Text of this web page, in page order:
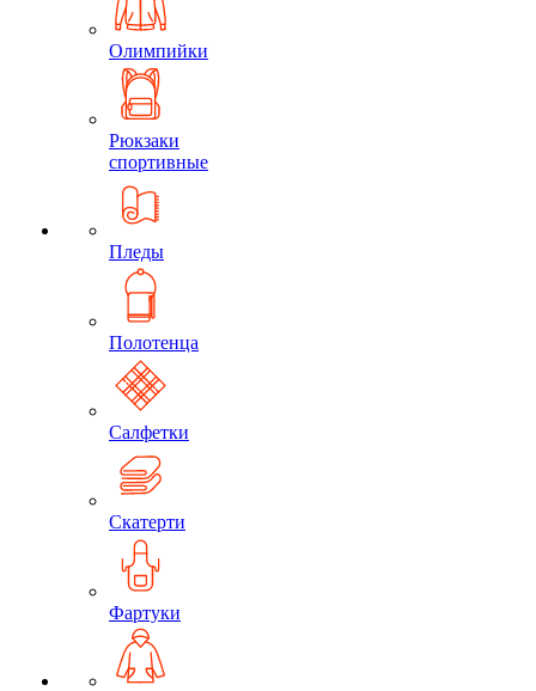
Олимпийки
Рюкзаки
спортивные
Пледы
Полотенца
Салфетки
Скатерти
Фартуки